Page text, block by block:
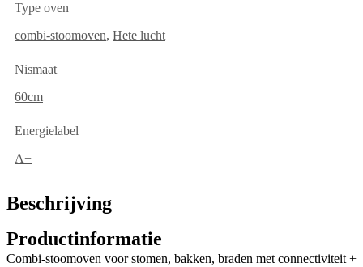
Type oven
combi-stoomoven, Hete lucht
Nismaat
60cm
Energielabel
A+
Beschrijving
Productinformatie
Combi-stoomoven voor stomen, bakken, braden met connectiviteit +